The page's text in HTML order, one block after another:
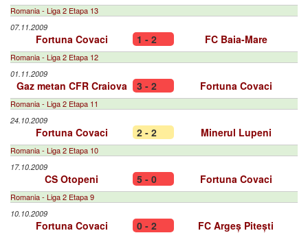
Romania - Liga 2 Etapa 13
07.11.2009
Fortuna Covaci 1 - 2 FC Baia-Mare
Romania - Liga 2 Etapa 12
01.11.2009
Gaz metan CFR Craiova 3 - 2 Fortuna Covaci
Romania - Liga 2 Etapa 11
24.10.2009
Fortuna Covaci 2 - 2 Minerul Lupeni
Romania - Liga 2 Etapa 10
17.10.2009
CS Otopeni 5 - 0 Fortuna Covaci
Romania - Liga 2 Etapa 9
10.10.2009
Fortuna Covaci 0 - 2 FC Argeș Pitești